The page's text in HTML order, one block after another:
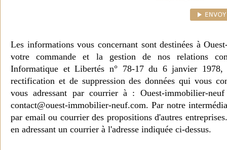
Les informations vous concernant sont destinées à
votre commande et la gestion de nos relations
Informatique et Libertés n° 78-17 du 6 janvier 1978,
rectification et de suppression des données qui vous
vous adressant par courrier à : Ouest-immobilier-
contact@ouest-immobilier-neuf.com. Par notre
par email ou courrier des propositions d'autres
en adressant un courrier à l'adresse indiquée ci-dessus.